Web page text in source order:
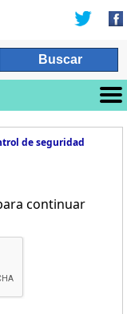
de seguridad
continuar